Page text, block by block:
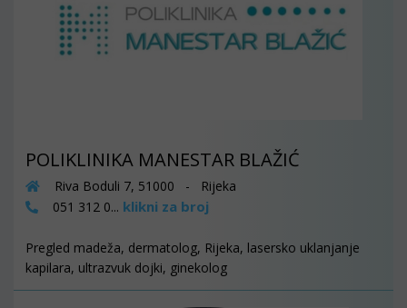
POLIKLINIKA MANESTAR BLAŽIĆ
Riva Boduli 7, 51000 - Rijeka
051 312 0... klikni za broj
Pregled madeža, dermatolog, Rijeka, lasersko uklanjanje
kapilara, ultrazvuk dojki, ginekolog